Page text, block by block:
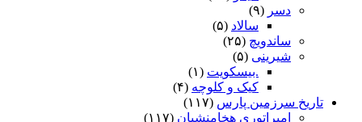
دسر (۹)
سالاد (۵)
ساندویچ (۲۵)
شیرینی (۵)
.بیسکویت (۱)
کیک و کلوچه (۴)
تاریخ سرزمین پارس (۱۱۷)
امپراتوری هخامنشیان (۱۱۷)